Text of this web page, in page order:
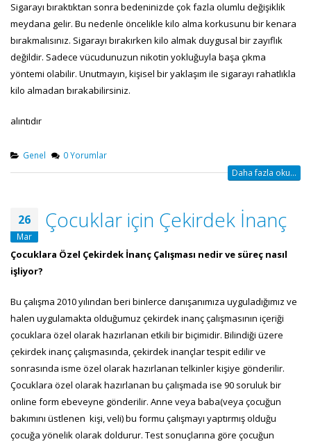
Sigarayı bıraktıktan sonra bedeninizde çok fazla olumlu değişiklik
meydana gelir. Bu nedenle öncelikle kilo alma korkusunu bir kenara
bırakmalısınız. Sigarayı bırakırken kilo almak duygusal bir zayıflık
değildir. Sadece vücudunuzun nikotin yokluğuyla başa çıkma
yöntemi olabilir. Unutmayın, kişisel bir yaklaşım ile sigarayı rahatlıkla
kilo almadan bırakabilirsiniz.
alıntıdır
Genel 0 Yorumlar
Daha fazla oku...
26
Mar
Çocuklar için Çekirdek İnanç
Çocuklara Özel Çekirdek İnanç Çalışması nedir ve süreç nasıl
işliyor?
Bu çalışma 2010 yılından beri binlerce danışanımıza uyguladığımız ve
halen uygulamakta olduğumuz çekirdek inanç çalışmasının içeriği
çocuklara özel olarak hazırlanan etkili bir biçimidir. Bilindiği üzere
çekirdek inanç çalışmasında, çekirdek inançlar tespit edilir ve
sonrasında isme özel olarak hazırlanan telkinler kişiye gönderilir.
Çocuklara özel olarak hazırlanan bu çalışmada ise 90 soruluk bir
online form ebeveyne gönderilir. Anne veya baba(veya çocuğun
bakımını üstlenen kişi, veli) bu formu çalışmayı yaptırmış olduğu
çocuğa yönelik olarak doldurur. Test sonuçlarına göre çocuğun